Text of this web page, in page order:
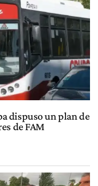
dispuso un plan de
de FAM